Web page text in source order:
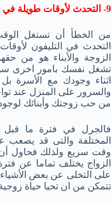
9- التحدث لأوقات طويلة في الهاتف
من الخطأ أن تستغل
التحدث في التليفون
الزوجة والأبناء هو من
تشغل نفسك بامور اخرى
اثناء وجودك مع الأسرة
والسرور على المنزل عند
من حب زوجتك وأبنائك
فالجرل في فترة ما قبل
المختلفة والتى قد يصعب
وقت سريع ولذلك فحاول
الزواج يختلف تماما عن
على التخلى عن بعض
تتمكن من ان تحيا حياة